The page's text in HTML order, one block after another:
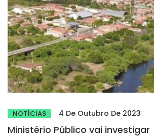
NOTÍCIAS 4 De Outubro De 2023
Ministério Público vai investigar